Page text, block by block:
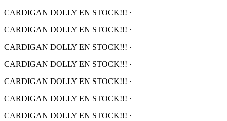
CARDIGAN DOLLY EN STOCK!!! ·
CARDIGAN DOLLY EN STOCK!!! ·
CARDIGAN DOLLY EN STOCK!!! ·
CARDIGAN DOLLY EN STOCK!!! ·
CARDIGAN DOLLY EN STOCK!!! ·
CARDIGAN DOLLY EN STOCK!!! ·
CARDIGAN DOLLY EN STOCK!!! ·